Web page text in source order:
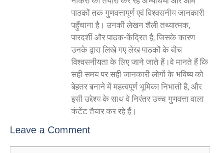
पाठकों तक गुणवत्तापूर्ण एवं विश्वसनीय जानकारी
पहुँचाना है। उनकी लेखन शैली तथ्यात्मक,
पारदर्शी और पाठक-केंद्रित है, जिसके कारण
उनके द्वारा लिखे गए लेख पाठकों के बीच
विश्वसनीयता के लिए जाने जाते हैं।वे मानते हैं कि
सही समय पर सही जानकारी लोगों के भविष्य को
बेहतर बनाने में महत्वपूर्ण भूमिका निभाती है, और
इसी उद्देश्य के साथ वे निरंतर उच्च गुणवत्ता वाला
कंटेंट तैयार कर रहे हैं।
Leave a Comment